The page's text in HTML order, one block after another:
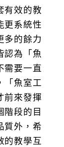
有效的教
更系統性
多的餘力
認為「魚
需要一直
「魚室工
前來發揮
階段的目
質外，希
的教學互